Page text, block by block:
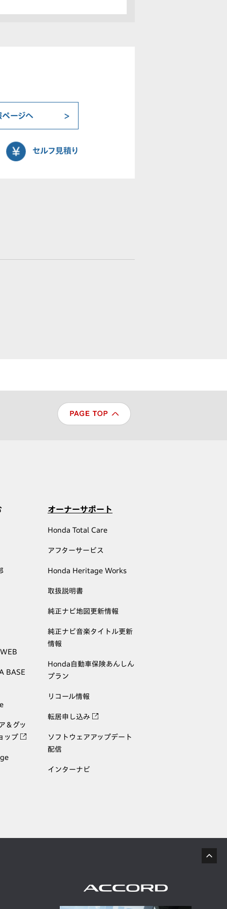
ページへ
セルフ見積り
BASE
＆グッ
ップ
オーナーサポート
Honda Total Care
アフターサービス
Honda Heritage Works
取扱説明書
純正ナビ地図更新情報
純正ナビ音楽タイトル更新
情報
Honda自動車保険あんしん
プラン
リコール情報
転居申し込み
ソフトウェアアップデート
配信
インターナビ